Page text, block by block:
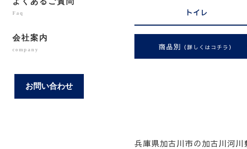
Faq
会社案内
company
お問い合わせ
トイレ
商品別 （詳しくはコチラ）
兵庫県加古川市の加古川河川